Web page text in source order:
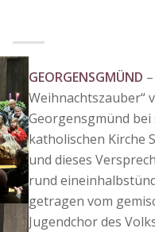
GEORGENSGMÜND
Weihnachtszauber“
Georgensgmünd
katholischen Kirche
und dieses
rund
getragen vom
Jugendchor des